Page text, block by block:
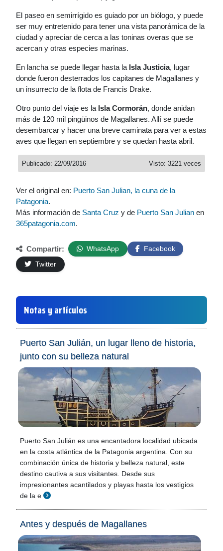
El paseo en semirrígido es guiado por un biólogo, y puede
ser muy entretenido para tener una vista panorámica de la
ciudad y apreciar de cerca a las toninas overas que se
acercan y otras especies marinas.
En lancha se puede llegar hasta la Isla Justicia, lugar
donde fueron desterrados los capitanes de Magallanes y
un insurrecto de la flota de Francis Drake.
Otro punto del viaje es la Isla Cormorán, donde anidan
más de 120 mil pingüinos de Magallanes. Allí se puede
desembarcar y hacer una breve caminata para ver a estas
aves que llegan en septiembre y se quedan hasta abril.
Visto: 3221 veces
Publicado: 22/09/2016
Ver el original en: Puerto San Julian, la cuna de la
Patagonia.
Más información de Santa Cruz y de Puerto San Julian en
365patagonia.com.
Compartir: WhatsApp
Facebook
Twitter
Notas y artículos
Puerto San Julián, un lugar lleno de historia,
junto con su belleza natural
Puerto San Julián es una encantadora localidad ubicada
en la costa atlántica de la Patagonia argentina. Con su
combinación única de historia y belleza natural, este
destino cautiva a sus visitantes. Desde sus
impresionantes acantilados y playas hasta los vestigios
de la e
Antes y después de Magallanes